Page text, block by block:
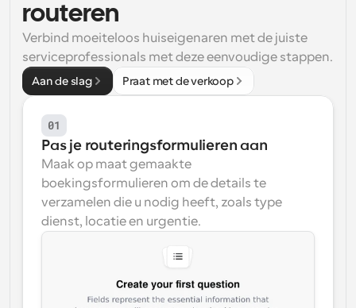
Workflow
Automatiseer planning en herinneringen
Blog
Blijf op de hoogte van het laatste nieuws en updates
Instant Vergaderingen
Ontmoet cliënten binnen enkele minuten
Dynamische Groep Links
Boek naadloos vergaderingen met meerdere mensen
routeren
Verbind moeiteloos huiseigenaren met de juiste
serviceprofessionals met deze eenvoudige stappen.
Aan de slag Praat met de verkoop
01
Pas je routeringsformulieren aan
Maak op maat gemaakte
boekingsformulieren om de details te
verzamelen die u nodig heeft, zoals type
dienst, locatie en urgentie.